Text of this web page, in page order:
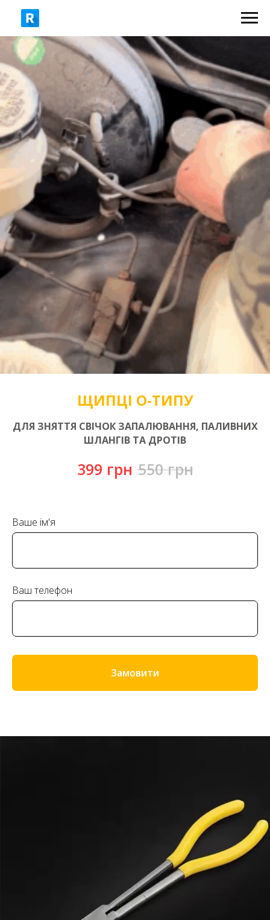
ЩИПЦІ О-ТИПУ
ДЛЯ ЗНЯТТЯ СВІЧОК ЗАПАЛЮВАННЯ, ПАЛИВНИХ
ШЛАНГІВ ТА ДРОТІВ
399 грн 550 грн
Ваше ім'я
Ваш телефон
Замовити